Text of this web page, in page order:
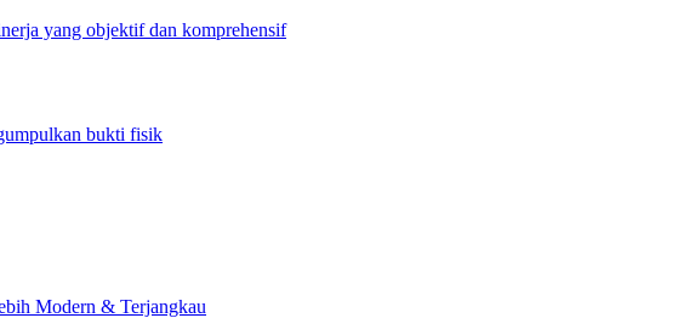
yang objektif dan komprehensif
bukti fisik
Modern & Terjangkau